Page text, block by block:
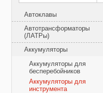
Автоклавы
Автотрансформаторы
(ЛАТРы)
Аккумуляторы
Аккумуляторы для
бесперебойников
Аккумуляторы для
инструмента